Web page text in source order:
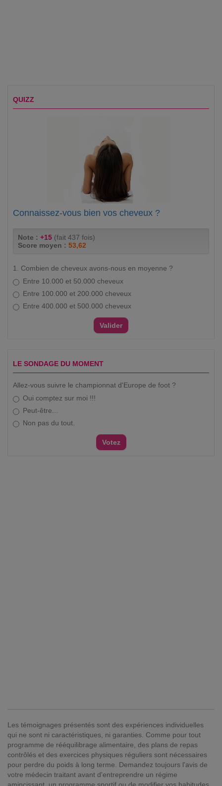
QUIZZ
Connaissez-vous bien vos cheveux ?
Note : +15 (fait 437 fois)
Score moyen : 53,62
1. Combien de cheveux avons-nous en moyenne ?
Entre 10.000 et 50.000 cheveux
Entre 100.000 et 200.000 cheveux
Entre 400.000 et 500.000 cheveux
LE SONDAGE DU MOMENT
Allez-vous suivre le championnat d'Europe de foot ?
Oui comptez sur moi !!!
Peut-être...
Non pas du tout.
Les témoignages présentés sont des expériences individuelles
qui ne sont ni caractéristiques, ni garanties. Comme pour tout
programme de rééquilibrage alimentaire, des plans de repas
contrôlés et des exercices physiques réguliers sont nécessaires
pour perdre du poids à long terme. Demandez toujours l'avis de
votre médecin traitant avant d'entreprendre un régime